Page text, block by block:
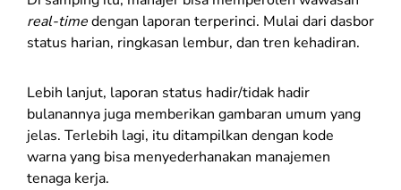
real-timedengan laporan terperinci. Mulai dari dasbor
status harian, ringkasan lembur, dan tren kehadiran.
Lebih lanjut, laporan status hadir/tidak hadir
bulanannya juga memberikan gambaran umum yang
jelas. Terlebih lagi, itu ditampilkan dengan kode
warna yang bisa menyederhanakan manajemen
tenaga kerja.